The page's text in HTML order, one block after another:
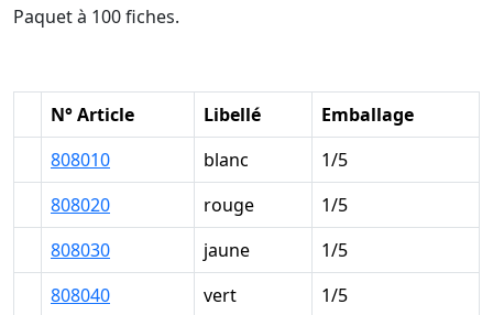
Paquet à 100 fiches.
N° Article Libellé
Emballage
808010
blanc
1/5
808020
rouge
1/5
808030
jaune
1/5
808040
vert
1/5